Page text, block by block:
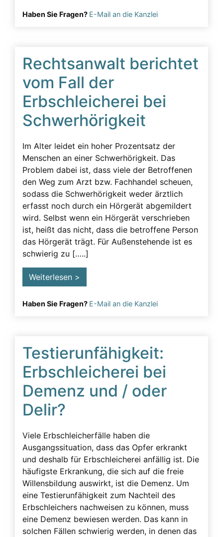
Haben Sie Fragen? E-Mail an die Kanzlei
Rechtsanwalt berichtet
vom Fall der
Erbschleicherei bei
Schwerhörigkeit
Im Alter leidet ein hoher Prozentsatz der
Menschen an einer Schwerhörigkeit. Das
Problem dabei ist, dass viele der Betroffenen
den Weg zum Arzt bzw. Fachhandel scheuen,
sodass die Schwerhörigkeit weder ärztlich
erfasst noch durch ein Hörgerät abgemildert
wird. Selbst wenn ein Hörgerät verschrieben
ist, heißt das nicht, dass die betroffene Person
das Hörgerät trägt. Für Außenstehende ist es
schwierig zu […..]
Weiterlesen >
Haben Sie Fragen? E-Mail an die Kanzlei
Testierunfähigkeit:
Erbschleicherei bei
Demenz und / oder
Delir?
Viele Erbschleicherfälle haben die
Ausgangssituation, dass das Opfer erkrankt
und deshalb für Erbschleicherei anfällig ist. Die
häufigste Erkrankung, die sich auf die freie
Willensbildung auswirkt, ist die Demenz. Um
eine Testierunfähigkeit zum Nachteil des
Erbschleichers nachweisen zu können, muss
eine Demenz bewiesen werden. Das kann in
solchen Fällen schwierig werden, in denen das
Vorgehen
Vorsorgevollmacht